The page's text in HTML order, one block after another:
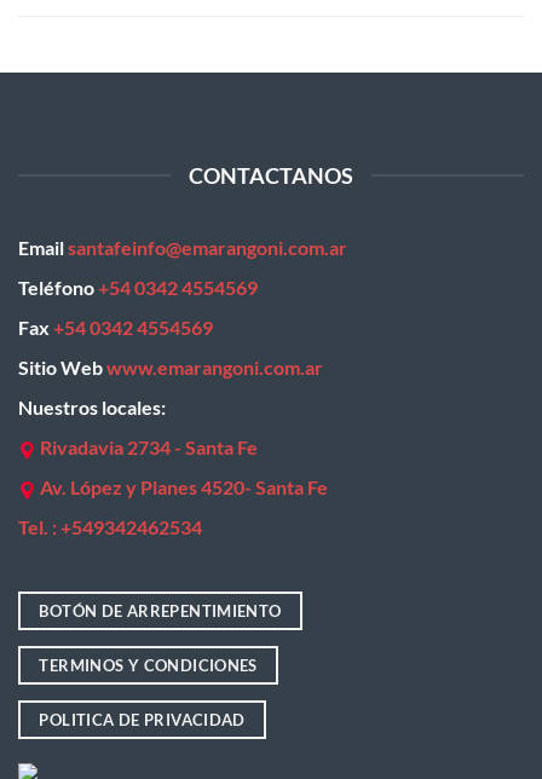
CONTACTANOS
Emailsantafeinfo@emarangoni.com.ar
Teléfono+54 0342 4554569
Fax +54 0342 4554569
Sitio Webwww.emarangoni.com.ar
Nuestros locales:
Rivadavia 2734 - Santa Fe
Av. López y Planes 4520- Santa Fe
Tel. : +549342462534
BOTÓN DE ARREPENTIMIENTO
TERMINOS Y CONDICIONES
POLITICA DE PRIVACIDAD